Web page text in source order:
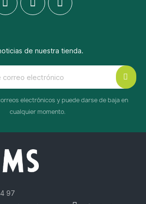
de nuestra tienda.
electrónicos y puede darse de baja en
cualquier momento.
97